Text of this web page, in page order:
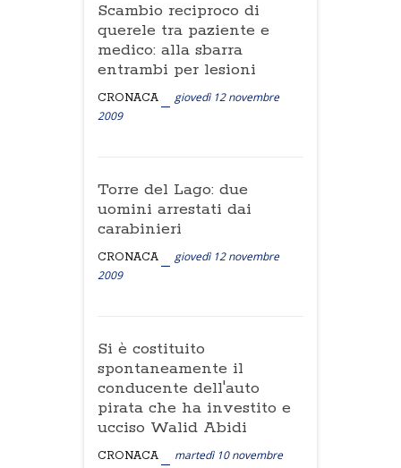
Scambio reciproco di
querele tra paziente e
medico: alla sbarra
entrambi per lesioni
CRONACA
giovedì 12 novembre
2009
Torre del Lago: due
uomini arrestati dai
carabinieri
CRONACA
giovedì 12 novembre
2009
Si è costituito
spontaneamente il
conducente dell'auto
pirata che ha investito e
ucciso Walid Abidi
CRONACA
martedì 10 novembre